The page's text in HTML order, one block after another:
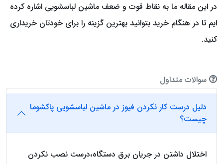
در این مقاله ما به نقاط قوت و ضعف ماشین لباسشویی اشاره کرده
ایم تا در هنگام خرید بتوانید بهترین گزینه را برای خودتان خریداری
کنید.
سوالات متداول
دلیل درست کار نکردن فیوز در ماشین لباسشویی پاکشوما
چیست؟
اختلال داشتن در جریان برق دستگاه،درست نصب نکردن